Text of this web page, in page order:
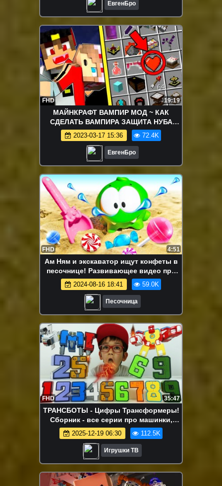
ЕвгенБро
FHD 19:19
МАЙНКРАФТ ВАМПИР МОД ~ КАК
СДЕЛАТЬ ВАМПИРА ЗАЩИТА НУБА
ЗОМБИ АПОКАЛИПСИС ОБЗОР МОДА -
MINECRAFT MODS
2023-03-17 15:36 72.4K
ЕвгенБро
FHD 4:51
Ам Ням и экскаватор ищут конфеты в
песочнице! Развивающее видео про
игрушки Om Nom
2024-08-16 18:41 59.0K
Песочница
FHD 35:47
ТРАНСБОТЫ - Цифры Трансформеры!
Сборник - все серии про машинки,
роботы и трансформеры.
2025-12-19 06:30 112.5K
Игрушки ТВ